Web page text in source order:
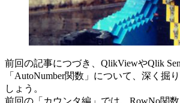
前回の記事につづき、QlikViewやQlik
「AutoNumber関数」について、深く掘
しょう。
前回の「カウンタ編」では、RowNo関数